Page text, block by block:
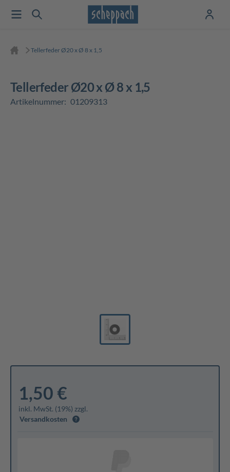
Tellerfeder Ø20 x Ø 8 x 1,5
Tellerfeder Ø20 x Ø 8 x 1,5
Artikelnummer: 01209313
1,50 €
inkl. MwSt. (19%) zzgl.
Versandkosten